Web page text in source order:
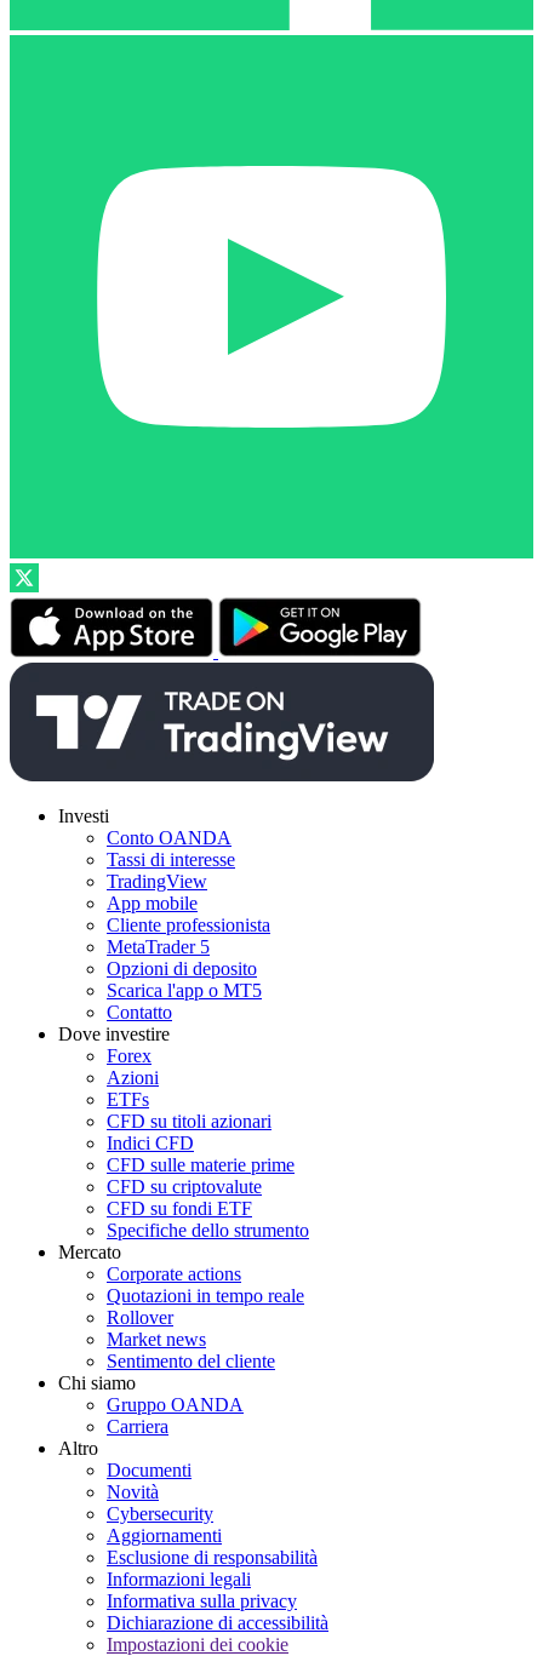
Investi
Conto OANDA
Tassi di interesse
TradingView
App mobile
Cliente professionista
MetaTrader 5
Opzioni di deposito
Scarica l'app o MT5
Contatto
Dove investire
Forex
Azioni
ETFs
CFD su titoli azionari
Indici CFD
CFD sulle materie prime
CFD su criptovalute
CFD su fondi ETF
Specifiche dello strumento
Mercato
Corporate actions
Quotazioni in tempo reale
Rollover
Market news
Sentimento del cliente
Chi siamo
Gruppo OANDA
Carriera
Altro
Documenti
Novità
Cybersecurity
Aggiornamenti
Esclusione di responsabilità
Informazioni legali
Informativa sulla privacy
Dichiarazione di accessibilità
Impostazioni dei cookie